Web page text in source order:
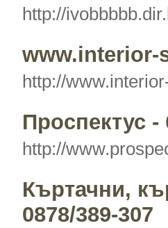
http://
www.interior-
http://
Проспектус -
http://
Къртачни,
0878/389-307